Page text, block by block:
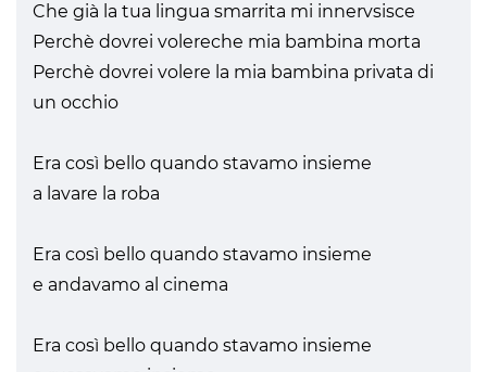
Che già la tua lingua smarrita mi innervsisce
Perchè dovrei volereche mia bambina morta
Perchè dovrei volere la mia bambina privata di
un occhio
Era così bello quando stavamo insieme
a lavare la roba
Era così bello quando stavamo insieme
e andavamo al cinema
Era così bello quando stavamo insieme